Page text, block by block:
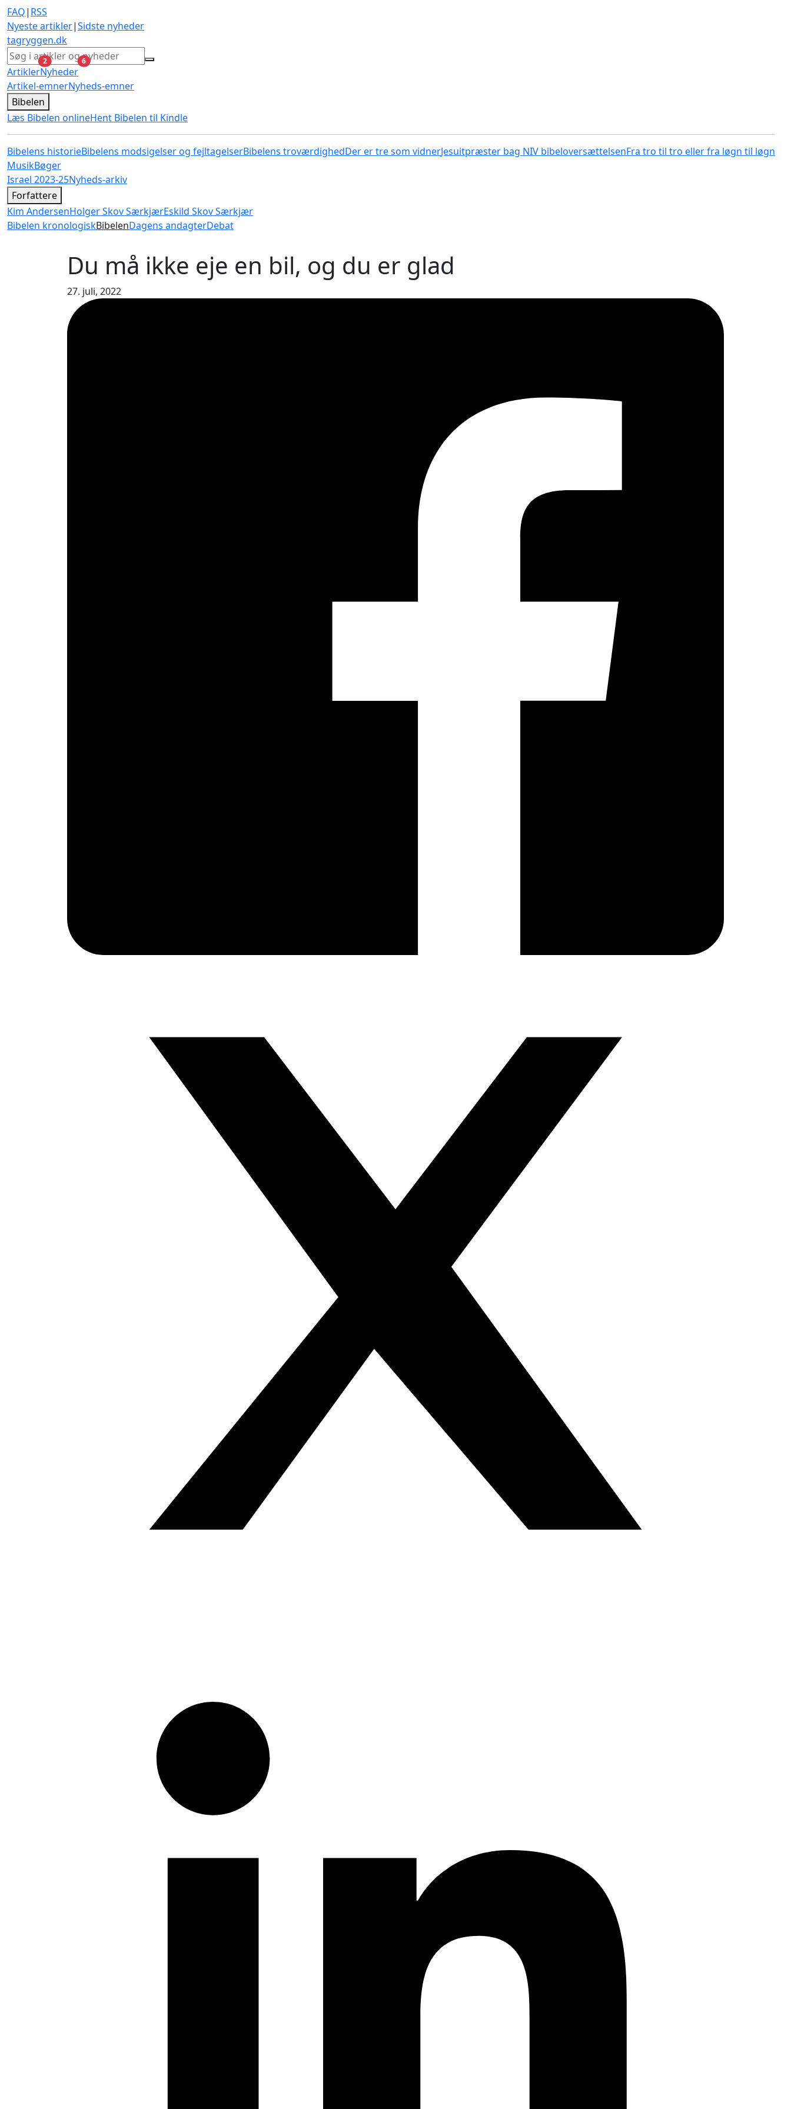
FAQ| RSS
Nyeste artikler|Sidste nyheder
tagryggen.dk
Artikler
2ulæste
Nyheder
6ulæste
Artikel-emnerNyheds-emner
Bibelen
Læs Bibelen onlineHent Bibelen til Kindle
Bibelens historieBibelens modsigelser og fejltagelserBibelens troværdighedDer er tre som vidnerJesuitpræster bag NIV bibeloversættelsenFra tro til tro eller fra løgn til løgn
MusikBøger
Israel 2023-25Nyheds-arkiv
Forfattere
Kim AndersenHolger Skov SærkjærEskild Skov Særkjær
Bibelen kronologiskBibelenDagens andagterDebat
Du må ikke eje en bil, og du er glad
27. juli, 2022